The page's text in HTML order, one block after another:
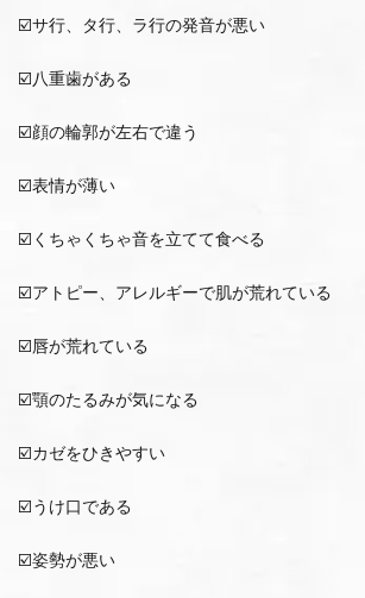
☑️サ行、タ行、ラ行の発音が悪い
☑️八重歯がある
☑️顔の輪郭が左右で違う
☑️表情が薄い
☑️くちゃくちゃ音を立てて食べる
☑️アトピー、アレルギーで肌が荒れている
☑️唇が荒れている
☑️顎のたるみが気になる
☑️カゼをひきやすい
☑️うけ口である
☑️姿勢が悪い